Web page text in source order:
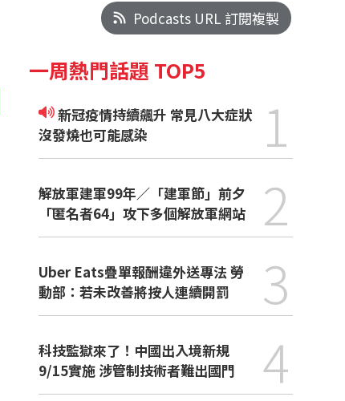
Podcasts URL 訂閱複製
一周熱門話題 TOP5
新冠疫情持續飆升 常見八大症狀
沒發燒也可能感染
1
解放軍建軍99年／「建軍節」前夕
「匿名者64」攻下多個解放軍網站
2
Uber Eats疊單報酬違外送專法 勞
動部：若未改善將按人連續開罰
3
科技監獄來了！中國出入境新規
9/15實施 涉管制技術者難出國門
4